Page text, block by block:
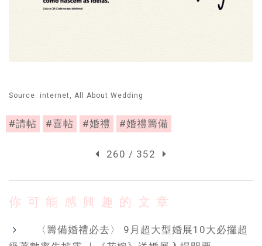
Source: internet, All About Wedding
#請帖 #喜帖 #婚禮 #婚禮籌備
260 / 352
你可能感興趣的文章
〈籌備婚禮必去〉 9月超大型婚展10大必攞超